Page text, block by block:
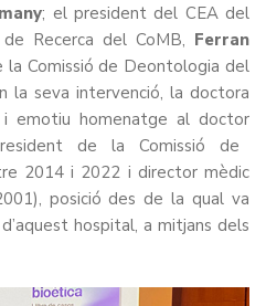
; el president del CEA del
Recerca del CoMB, Ferran
la Comissió de Deontologia del
la seva intervenció, la doctora
emotiu homenatge al doctor
de la Comissió de
2014 i 2022 i directormèdic
posició des de la qual va
hospital, a mitjans dels